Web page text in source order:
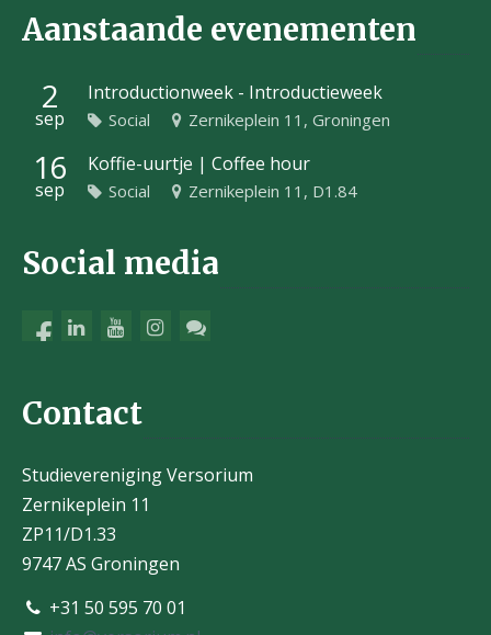
Aanstaande evenementen
2
sep
Introductionweek - Introductieweek
Social Zernikeplein 11, Groningen
16
sep
Koffie-uurtje | Coffee hour
Social Zernikeplein 11, D1.84
Social media
Contact
Studievereniging Versorium
Zernikeplein 11
ZP11/D1.33
9747 AS Groningen
+31 50 595 70 01